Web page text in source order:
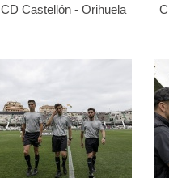
CD Castellón - Orihuela